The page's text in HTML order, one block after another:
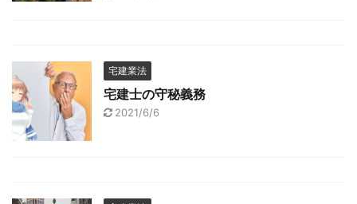
宅建業法
宅建士の守秘義務
2021/6/6